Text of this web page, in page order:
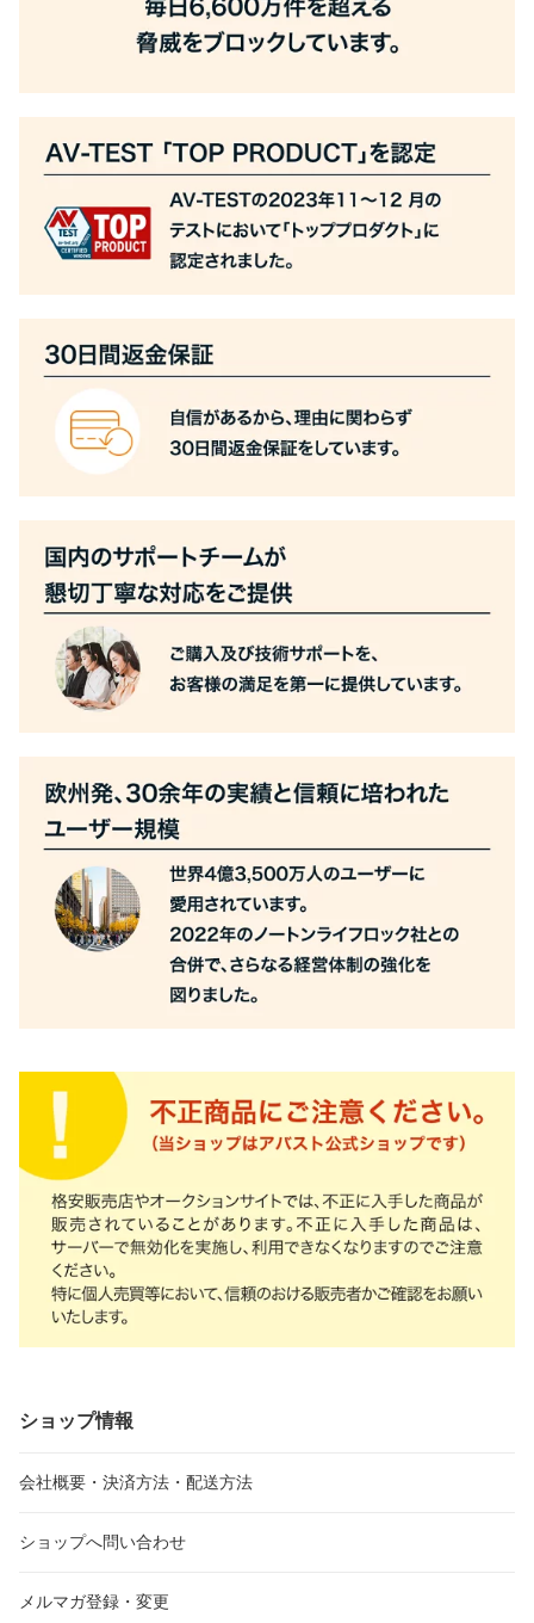
ショップ情報
会社概要・決済方法・配送方法
ショップへ問い合わせ
メルマガ登録・変更